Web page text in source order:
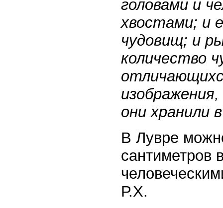
головами и
хвостами; и
чудовищ; и
количество
они хранили
В Лувре
сантиметров
Р.Х.